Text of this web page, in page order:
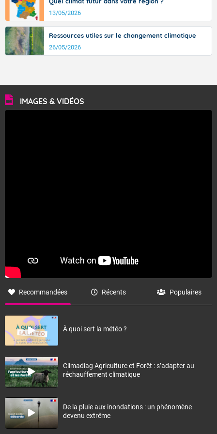
13/05/2026
Ressources utiles sur le changement climatique
26/05/2026
IMAGES & VIDÉOS
Recommandées Récents Populaires
À quoi sert la météo ?
Climadiag Agriculture et Forêt : s’adapter au
réchauffement climatique
De la pluie aux inondations : un phénomène
devenu extrême